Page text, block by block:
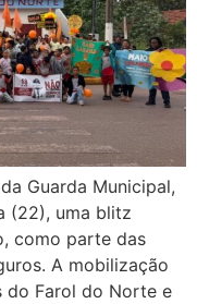
Guarda Municipal,
(22), uma blitz
como parte das
A mobilização
do Farol do Norte e